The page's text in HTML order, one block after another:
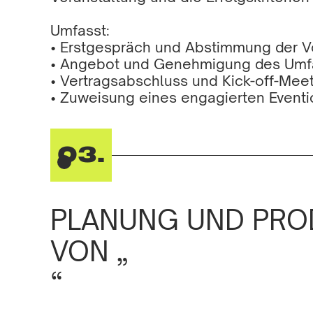
Umfasst:
• Erstgespräch und Abstimmung der
• Angebot und Genehmigung des
• Vertragsabschluss und Kick-off-
• Zuweisung eines engagierten
03.
PLANUNG UND
VON „
“